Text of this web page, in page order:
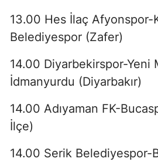
13.00 Hes İlaç Afyonspor-
Belediyespor (Zafer)
14.00 Diyarbekirspor-Yeni
İdmanyurdu (Diyarbakır)
14.00 Adıyaman FK-
İlçe)
14.00 Serik Belediyespor-